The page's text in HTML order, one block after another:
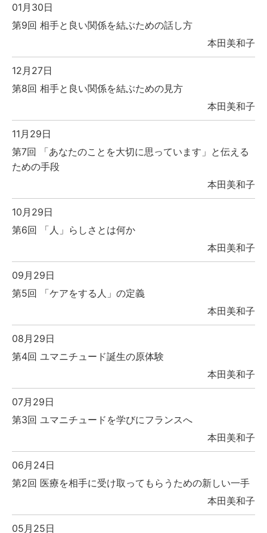
01月30日
第9回 相手と良い関係を結ぶための話し方
本田美和子
12月27日
第8回 相手と良い関係を結ぶための見方
本田美和子
11月29日
第7回 「あなたのことを大切に思っています」と伝える
ための手段
本田美和子
10月29日
第6回 「人」らしさとは何か
本田美和子
09月29日
第5回 「ケアをする人」の定義
本田美和子
08月29日
第4回 ユマニチュード誕生の原体験
本田美和子
07月29日
第3回 ユマニチュードを学びにフランスへ
本田美和子
06月24日
第2回 医療を相手に受け取ってもらうための新しい一手
本田美和子
05月25日